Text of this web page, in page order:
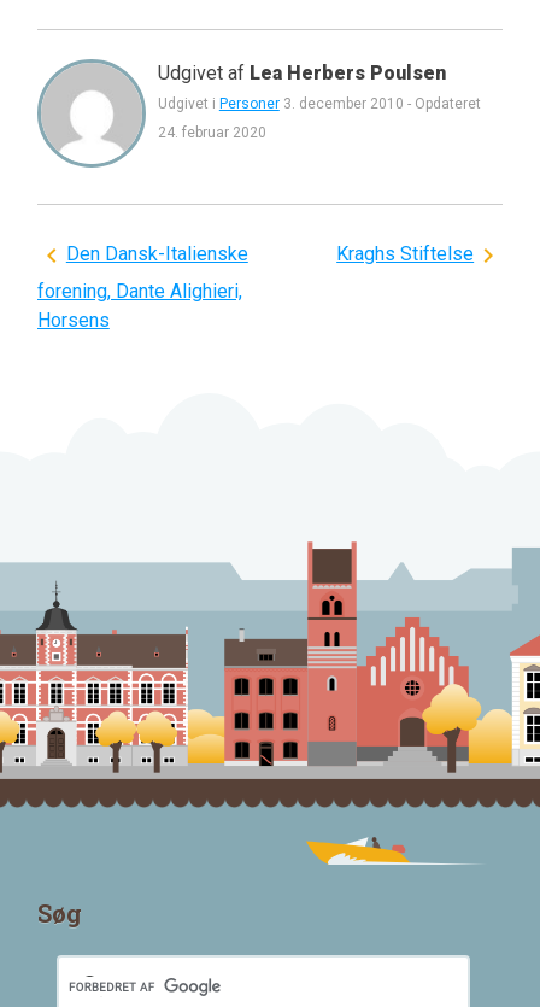
Udgivet af Lea Herbers Poulsen
Udgivet i Personer 3. december 2010 - Opdateret
24. februar 2020
Indlægsnavigation
Den Dansk-Italienske
forening, Dante Alighieri,
Horsens
Kraghs Stiftelse
Søg